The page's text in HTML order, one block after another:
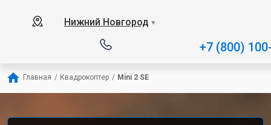
Нижний Новгород ▼
+7 (800)
Главная / Квадрокоптер / Mini 2 SE